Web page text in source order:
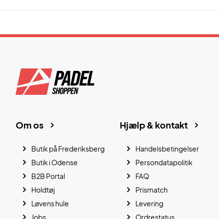
Hjælp & kontakt
Handelsbetingelser
Persondatapolitik
FAQ
Prismatch
Levering
Ordrestatus
Om os
Butik på Frederiksberg
Butik i Odense
B2B Portal
Holdtøj
Løvens hule
Jobs